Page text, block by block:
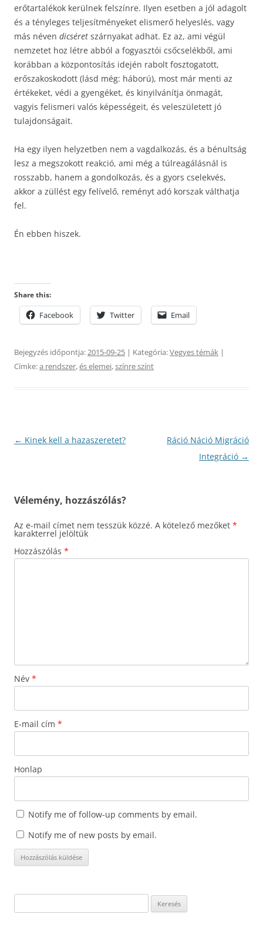
erőtartalékok kerülnek felszínre. Ilyen esetben a jól adagolt
és a tényleges teljesítményeket elismerő helyeslés, vagy
más néven dicséret szárnyakat adhat. Ez az, ami végül
nemzetet hoz létre abból a fogyasztói csőcselékből, ami
korábban a központosítás idején rabolt fosztogatott,
erőszakoskodott (lásd még: háború), most már menti az
értékeket, védi a gyengéket, és kinyilvánítja önmagát,
vagyis felismeri valós képességeit, és veleszületett jó
tulajdonságait.
Ha egy ilyen helyzetben nem a vagdalkozás, és a bénultság
lesz a megszokott reakció, ami még a túlreagálásnál is
rosszabb, hanem a gondolkozás, és a gyors cselekvés,
akkor a züllést egy felívelő, reményt adó korszak válthatja
fel.
Én ebben hiszek.
Share this:
Facebook Twitter Email
Bejegyzés időpontja:2015-09-25 | Kategória:Vegyes témák |
Címke:a rendszer,és elemei,színre színt
Bejegyzés
← Kinek kell a hazaszeretet?
Ráció Náció Migráció
Integráció →
Vélemény, hozzászólás?
Az e-mail címet nem tesszük közzé. A kötelező mezőket *
karakterrel jelöltük
Hozzászólás *
Név *
E-mail cím *
Honlap
Notify me of follow-up comments by email.
Notify me of new posts by email.